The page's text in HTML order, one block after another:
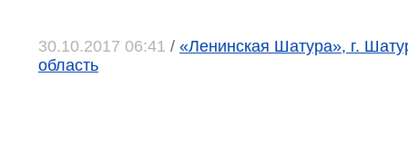
30.10.2017 06:41 / «Ленинская Шатура», г.
область